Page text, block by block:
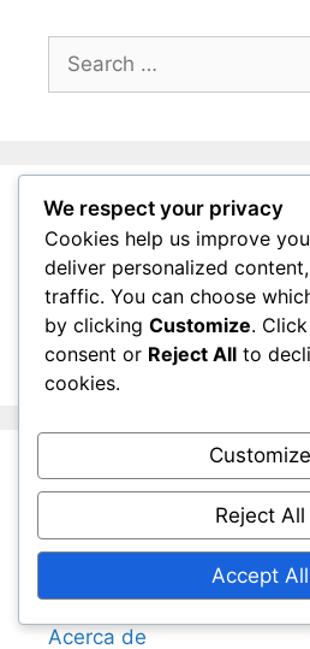
Search
for:
Archivo
March 2026
February 2026
Legal
Tu privacidad
Acerca de
We respect your privacy
Cookies help us improve
deliver personalized
traffic. You can choose
by clicking Customize. Click
consent or Reject All to
cookies.
Customize
Reject All
Accept All